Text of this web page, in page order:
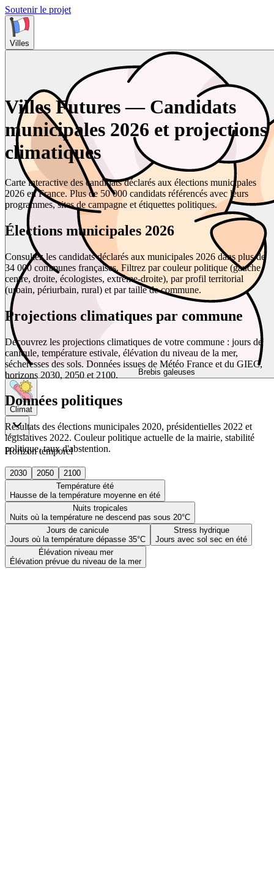
Soutenir le projet
Villes
Brebis galeuses
Climat
Horizon temporel
2030 2050
2100
Température été
Hausse de la température moyenne en été
Nuits tropicales
Nuits où la température ne descend pas sous 20°C
Jours de canicule
Jours où la température dépasse 35°C
Stress hydrique
Jours avec sol sec en été
Élévation niveau mer
Élévation prévue du niveau de la mer
Villes Futures — Candidats
municipales 2026 et projections
climatiques
Carte interactive des candidats déclarés aux élections municipales
2026 en France. Plus de 50 000 candidats référencés avec leurs
programmes, sites de campagne et étiquettes politiques.
Élections municipales 2026
Consultez les candidats déclarés aux municipales 2026 dans plus de
34 000 communes françaises. Filtrez par couleur politique (gauche,
centre, droite, écologistes, extrême-droite), par profil territorial
(urbain, périurbain, rural) et par taille de commune.
Projections climatiques par commune
Découvrez les projections climatiques de votre commune : jours de
canicule, température estivale, élévation du niveau de la mer,
sécheresses des sols. Données issues de Météo France et du GIEC,
horizons 2030, 2050 et 2100.
Données politiques
Résultats des élections municipales 2020, présidentielles 2022 et
législatives 2022. Couleur politique actuelle de la mairie, stabilité
politique, taux d'abstention.